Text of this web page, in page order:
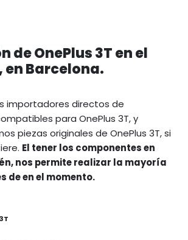
de OnePlus 3T en el
Barcelona.
importadores directos de
para OnePlus 3T, y
piezas originales de OnePlus 3T, si
El tener los componentes en
nos permite realizar la mayoría
de en el momento.